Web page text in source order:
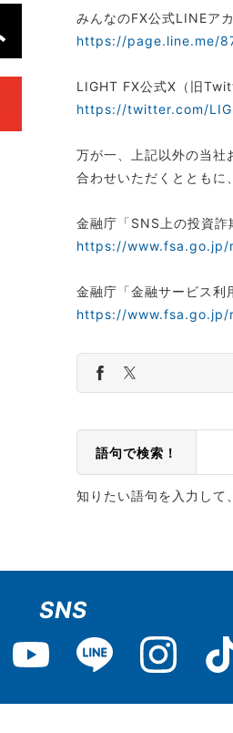
みんなのFX公式LINEア
https://page.line.me/
LIGHT FX公式X（旧
https://twitter.com/
万が一、上記以外の当社
合わせいただくとともに
金融庁「SNS上の投資
https://www.fsa.go.jp/
金融庁「金融サービス利
https://
語句で検索！
知りたい語句を入力して
SNS